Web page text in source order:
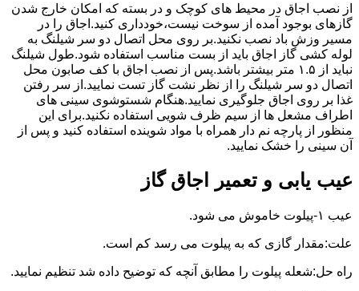
از نصب اجاق در محیط های کوچک و در بسته که امکان خارج شدن
گازهای بوجود آمده از سوخت نیست،خودداری کنید.اجاق را در
مسیر وزش باد نصب نکنید.بر روی محل اتصال دو سر شیلنگ به
لوله کشی گاز اجاق باید از بست مناسب استفاده شود.طول شیلنگ
نباید از ۱.۵ متر بیشتر باشد.پس از نصب اجاق با کف صابون محل
اتصال دو سر شیلنگ را از نظر نشت گاز تست نمایید.از سر رفتن
غذا بر روی اجاق جلوگیری نمایید.هنگام شستوشوی سینی های
اطراف مشعل ها از سیم ظرف شویی استفاده نکنید.برای این
منظور از پارچه نم دار همراه با مواد شوینده استفاده کنید و پس از
آن سینی را خشک نمایید.
عیب یابی و تعمیر اجاق گاز
عیب ۱-پیلوت خاموش می شود.
علت:مقدار گازی که به پیلوت می رسد کم است.
راه حل:شعله پیلوت را مطابق آنچه که توضیح داده شد تنظیم نمایید.